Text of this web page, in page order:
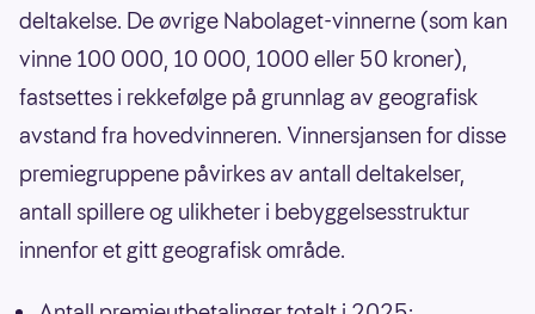
deltakelse. De øvrige Nabolaget-vinnerne (som kan
vinne 100 000, 10 000, 1000 eller 50 kroner),
fastsettes i rekkefølge på grunnlag av geografisk
avstand fra hovedvinneren. Vinnersjansen for disse
premiegruppene påvirkes av antall deltakelser,
antall spillere og ulikheter i bebyggelsesstruktur
innenfor et gitt geografisk område.